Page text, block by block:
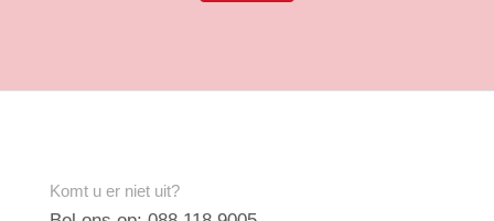
Komt u er niet uit?